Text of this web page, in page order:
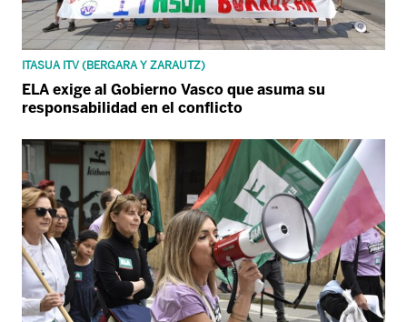
ITASUA ITV (BERGARA Y ZARAUTZ)
ELA exige al Gobierno Vasco que asuma su
responsabilidad en el conflicto